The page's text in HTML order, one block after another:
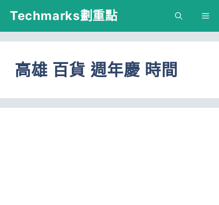
跳
主
容
Techmarks劃重點
高雄 百貨 週年慶 時間